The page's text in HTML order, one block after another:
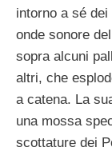
intorno a sé
onde sonore
sopra alcuni
altri, che
a catena. La
una mossa
scottature dei